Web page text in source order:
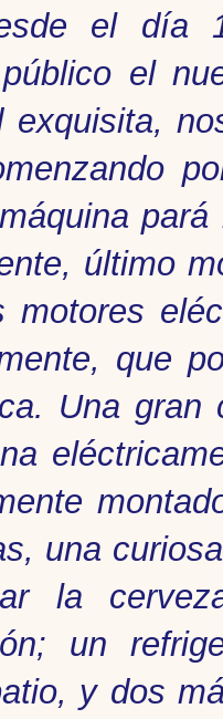
el día
el
exquisita,
último
motores
que
Una gran
una
la
un
y dos